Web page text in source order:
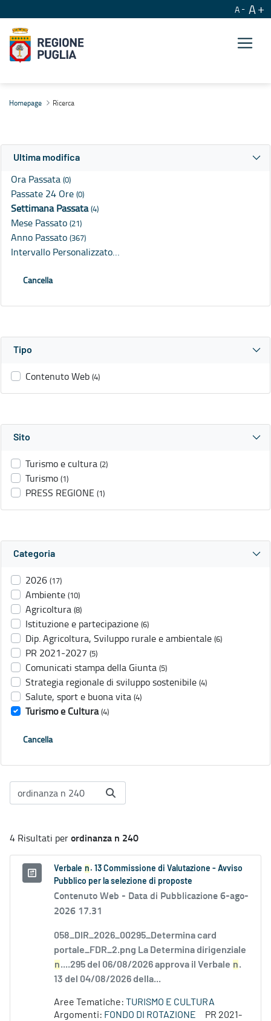
A A
Homepage Ricerca
Ultima modifica
Ora Passata (0)
Passate 24 Ore (0)
Settimana Passata(4)
Mese Passato (21)
Anno Passato (367)
Intervallo Personalizzato…
Cancella
Tipo
Contenuto Web (4)
Sito
Turismo e cultura (2)
Turismo (1)
PRESS REGIONE (1)
Categoria
2026 (17)
Ambiente (10)
Agricoltura (8)
Istituzione e partecipazione (6)
Dip. Agricoltura, Sviluppo rurale e ambientale (6)
PR 2021-2027 (5)
Comunicati stampa della Giunta (5)
Strategia regionale di sviluppo sostenibile (4)
Salute, sport e buona vita (4)
Turismo e Cultura (4)
Cancella
4 Risultati perordinanza n 240
Verbale n . 13 Commissione di Valutazione - Avviso
Pubblico per la selezione di proposte
Contenuto Web - Data di Pubblicazione 6-ago-
2026 17.31
058_DIR_2026_00295_Determina card
portale_FDR_2.png La Determina dirigenziale
n....295 del 06/08/2026 approva il Verbale n.
13 del 04/08/2026 della...
Aree Tematiche: TURISMO E CULTURA
Argomenti: FONDO DI ROTAZIONE
PR 2021-